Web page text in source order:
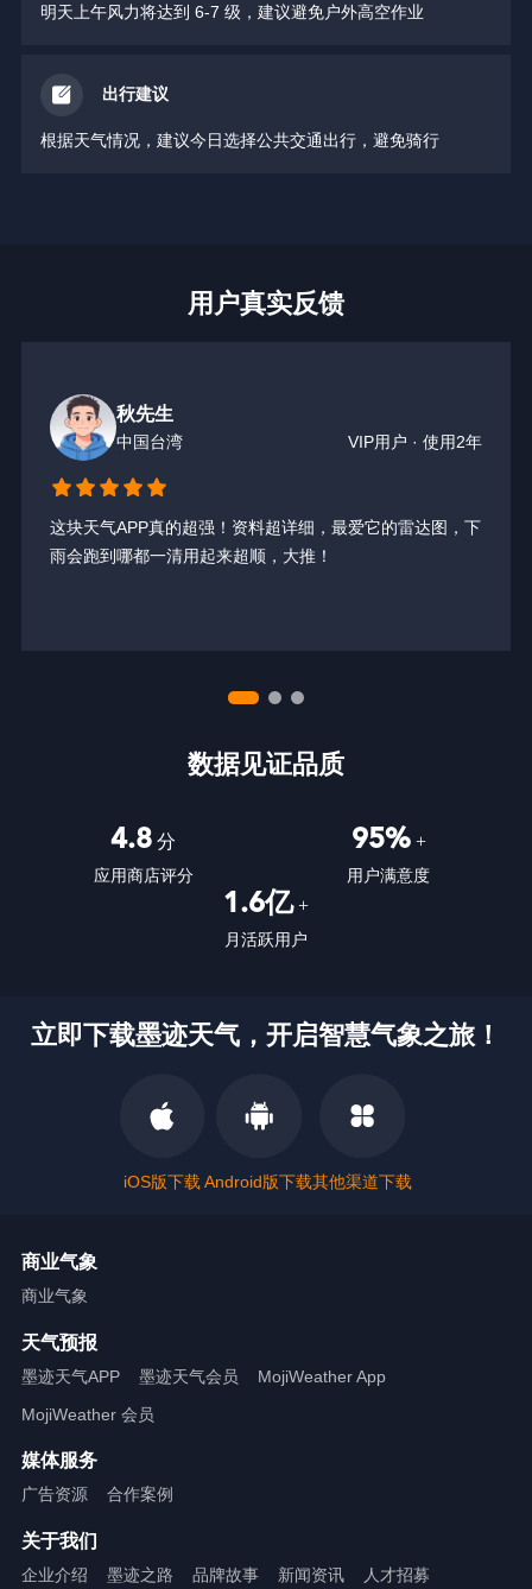
明天上午风力将达到 6-7 级，建议避免户外高空作业
出行建议
根据天气情况，建议今日选择公共交通出行，避免骑行
用户真实反馈
秋先生
中国台湾 VIP用户 · 使用2年
这块天气APP真的超强！资料超详细，最爱它的雷达图，下
雨会跑到哪都一清用起来超顺，大推！
数据见证品质
4.8 分
应用商店评分
95%+
用户满意度
1.6亿+
月活跃用户
立即下载墨迹天气，开启智慧气象之旅！
iOS版下载 Android版下载其他渠道下载
商业气象
商业气象
天气预报
墨迹天气APP 墨迹天气会员
MojiWeather App
MojiWeather 会员
媒体服务
广告资源 合作案例
关于我们
企业介绍 墨迹之路 品牌故事 新闻资讯 人才招募